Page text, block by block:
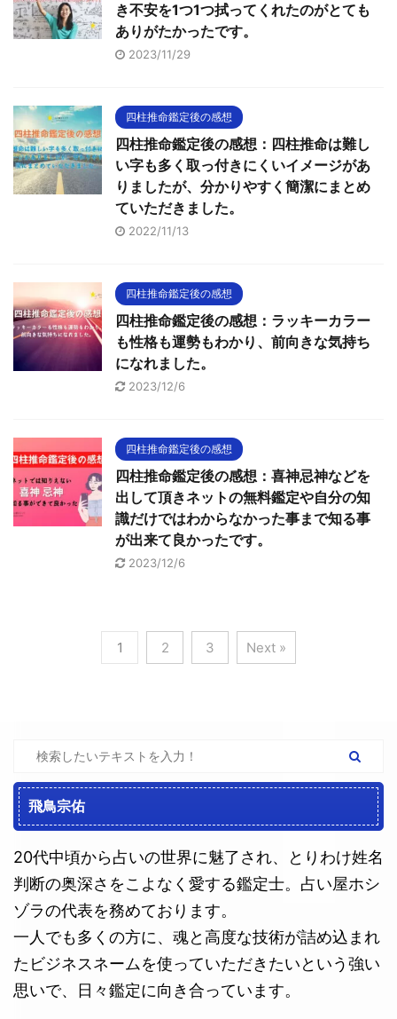
き不安を1つ1つ拭ってくれたのがとても
ありがたかったです。
2023/11/29
四柱推命鑑定後の感想
四柱推命鑑定後の感想：四柱推命は難し
い字も多く取っ付きにくいイメージがあ
りましたが、分かりやすく簡潔にまとめ
ていただきました。
2022/11/13
四柱推命鑑定後の感想
四柱推命鑑定後の感想：ラッキーカラー
も性格も運勢もわかり、前向きな気持ち
になれました。
2023/12/6
四柱推命鑑定後の感想
四柱推命鑑定後の感想：喜神忌神などを
出して頂きネットの無料鑑定や自分の知
識だけではわからなかった事まで知る事
が出来て良かったです。
2023/12/6
1 2 3 Next »
飛鳥宗佑
20代中頃から占いの世界に魅了され、とりわけ姓名
判断の奥深さをこよなく愛する鑑定士。占い屋ホシ
ゾラの代表を務めております。
一人でも多くの方に、魂と高度な技術が詰め込まれ
たビジネスネームを使っていただきたいという強い
思いで、日々鑑定に向き合っています。